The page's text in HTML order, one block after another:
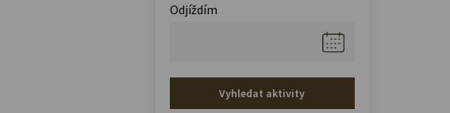
Odjíždím
Vyhledat aktivity